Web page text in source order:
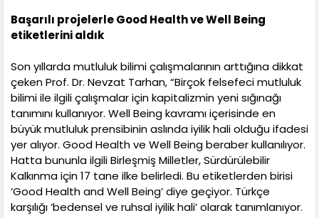
Başarılı projelerle Good Health ve Well Being
etiketlerini aldık
Son yıllarda mutluluk bilimi çalışmalarının arttığına dikkat
çeken Prof. Dr. Nevzat Tarhan, “Birçok felsefeci mutluluk
bilimi ile ilgili çalışmalar için kapitalizmin yeni sığınağı
tanımını kullanıyor. Well Being kavramı içerisinde en
büyük mutluluk prensibinin aslında iyilik hali olduğu ifadesi
yer alıyor. Good Health ve Well Being beraber kullanılıyor.
Hatta bununla ilgili Birleşmiş Milletler, Sürdürülebilir
Kalkınma için 17 tane ilke belirledi. Bu etiketlerden birisi
‘Good Health and Well Being’ diye geçiyor. Türkçe
karşılığı ‘bedensel ve ruhsal iyilik hali’ olarak tanımlanıyor.